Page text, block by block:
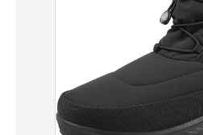
エネルギーの専門メディア
建設×テクノロジーの最前線
ちょっと気になるネットの話題